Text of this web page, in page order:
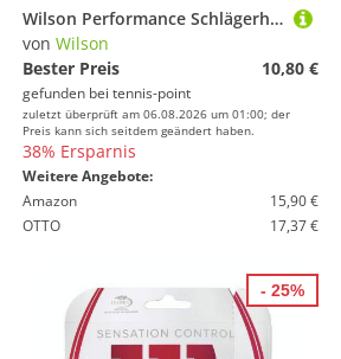
Wilson Performance Schlägerhülle - Schwarz
von Wilson
Bester Preis
10,80 €
gefunden bei tennis-point
zuletzt überprüft am 06.08.2026 um 01:00; der
Preis kann sich seitdem geändert haben.
38% Ersparnis
Weitere Angebote:
Amazon
15,90 €
OTTO
17,37 €
- 25%